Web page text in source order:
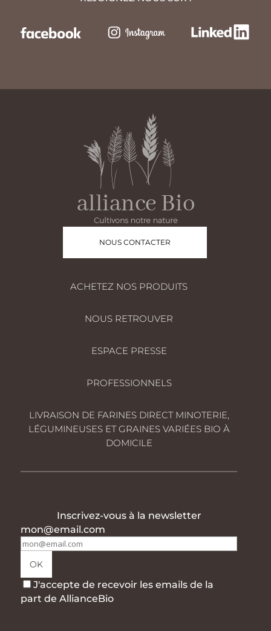
NOUS CONTACTER
ACHETEZ NOS PRODUITS
NOUS RETROUVER
ESPACE PRESSE
PROFESSIONNELS
LIVRAISON DE FARINES DIRECT MINOTERIE,
LÉGUMINEUSES ET GRAINES VARIÉES BIO À
DOMICILE
Inscrivez-vous à la newsletter
mon@email.com
J'accepte de recevoir les emails de la
part de AllianceBio